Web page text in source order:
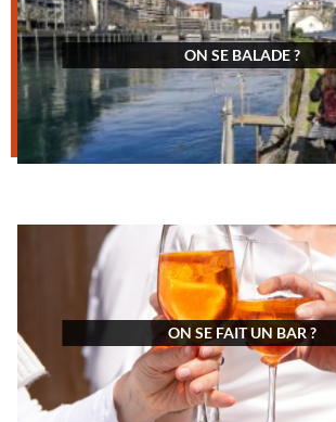
ON SE BALADE ?
ON SE FAIT UN BAR ?